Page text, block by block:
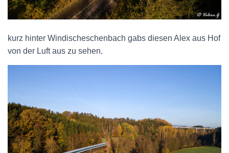
kurz hinter Windischeschenbach gabs diesen Alex aus Hof
von der Luft aus zu sehen.